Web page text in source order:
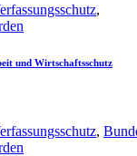
,
und Wirtschaftsschutz
,